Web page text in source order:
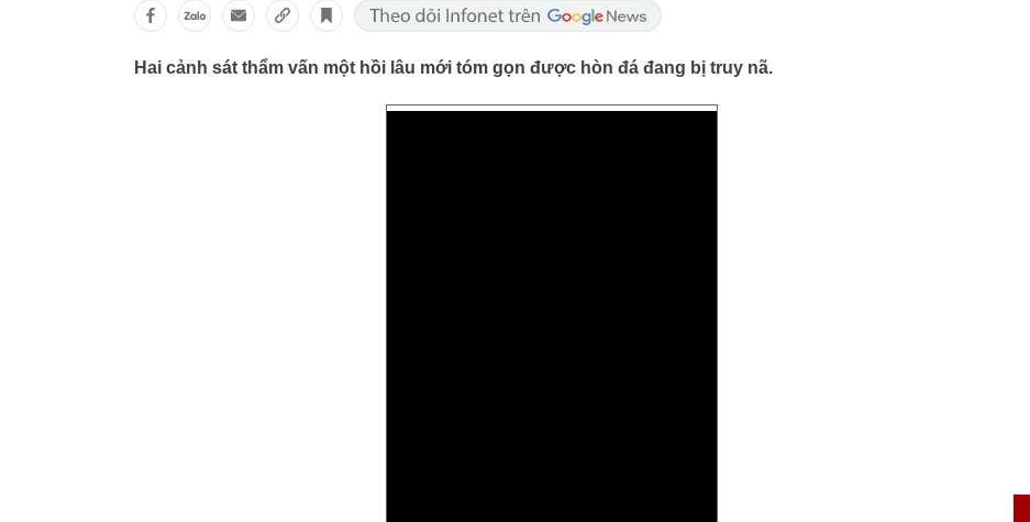
Hai cảnh sát thẩm vấn một hồi lâu mới tóm gọn được hòn đá đang bị truy nã.